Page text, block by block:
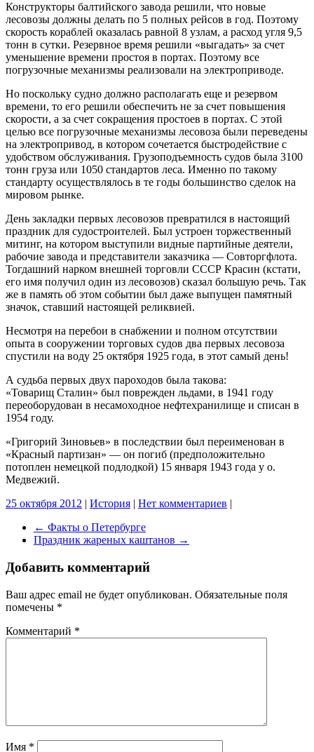
Конструкторы балтийского завода решили, что новые
лесовозы должны делать по 5 полных рейсов в год. Поэтому
скорость кораблей оказалась равной 8 узлам, а расход угля 9,5
тонн в сутки. Резервное время решили «выгадать» за счет
уменьшение времени простоя в портах. Поэтому все
погрузочные механизмы реализовали на электроприводе.
Но поскольку судно должно располагать еще и резервом
времени, то его решили обеспечить не за счет повышения
скорости, а за счет сокращения простоев в портах. С этой
целью все погрузочные механизмы лесовоза были переведены
на электропривод, в котором сочетается быстродействие с
удобством обслуживания. Грузоподъемность судов была 3100
тонн груза или 1050 стандартов леса. Именно по такому
стандарту осуществлялось в те годы большинство сделок на
мировом рынке.
День закладки первых лесовозов превратился в настоящий
праздник для судостроителей. Был устроен торжественный
митинг, на котором выступили видные партийные деятели,
рабочие завода и представители заказчика — Совторгфлота.
Тогдашний нарком внешней торговли СССР Красин (кстати,
его имя получил один из лесовозов) сказал большую речь. Так
же в память об этом событии был даже выпущен памятный
значок, ставший настоящей реликвией.
Несмотря на перебои в снабжении и полном отсутствии
опыта в сооружении торговых судов два первых лесовоза
спустили на воду 25 октября 1925 года, в этот самый день!
А судьба первых двух пароходов была такова:
«Товарищ Сталин» был поврежден льдами, в 1941 году
переоборудован в несамоходное нефтехранилище и списан в
1954 году.
«Григорий Зиновьев» в последствии был переименован в
«Красный партизан» — он погиб (предположительно
потоплен немецкой подлодкой) 15 января 1943 года у о.
Медвежий.
25 октября 2012 | История | Нет комментариев |
← Факты о Петербурге
Праздник жареных каштанов →
Добавить комментарий
Ваш адрес email не будет опубликован. Обязательные поля
помечены *
Комментарий *
Имя *